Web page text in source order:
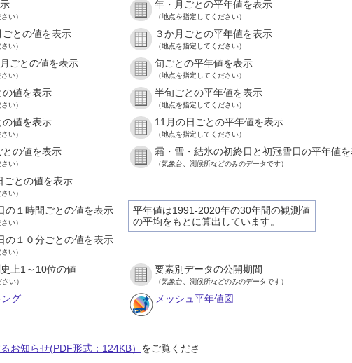
い）
年・月ごとの平年値を表示
（地点を指定してください）
との値を表示
い）
３か月ごとの平年値を表示
（地点を指定してください）
ごとの値を表示
い）
旬ごとの平年値を表示
（地点を指定してください）
値を表示
い）
半旬ごとの平年値を表示
（地点を指定してください）
値を表示
い）
11月の日ごとの平年値を表示
（地点を指定してください）
の値を表示
い）
霜・雪・結氷の初終日と初冠雪日の平年値
（気象台、測候所などのみのデータです）
ごとの値を表示
い）
平年値は1991-2020年の30年間の観測値
の平均をもとに算出しています。
の１時間ごとの値を表示
い）
の１０分ごとの値を表示
い）
上1～10位の値
い）
要素別データの公開期間
（気象台、測候所などのみのデータです）
グ メッシュ平年値図
お知らせ(PDF形式：124KB） をご覧くださ